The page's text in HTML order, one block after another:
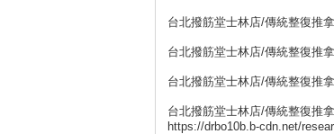
台北撥筋堂士林店/傳統整復推
台北撥筋堂士林店/傳統整復推
台北撥筋堂士林店/傳統整復推
台北撥筋堂士林店/傳統整復推
https://drbo10b.b-cdn.net/